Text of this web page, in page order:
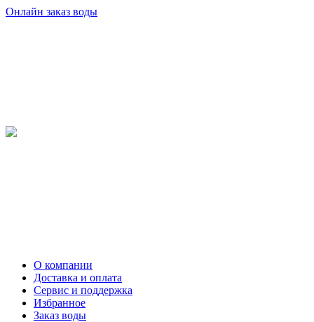
Онлайн заказ воды
О компании
Доставка и оплата
Сервис и поддержка
Избранное
Заказ воды